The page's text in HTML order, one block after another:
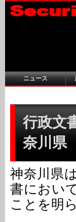
ニュース
行政文
奈川県
神奈川県
書におい
ことを明